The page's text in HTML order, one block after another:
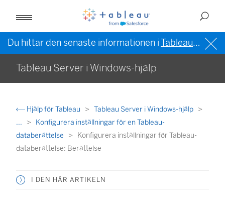
Du hittar den senaste informationen iTableau-hjälpen på engelska (USA)
Tableau Server i Windows-hjälp
Hjälp för Tableau
Tableau Server i Windows-hjälp
...
Konfigurera inställningar för en Tableau-
databerättelse
Konfigurera inställningar för Tableau-
databerättelse: Berättelse
I DEN HÄR ARTIKELN